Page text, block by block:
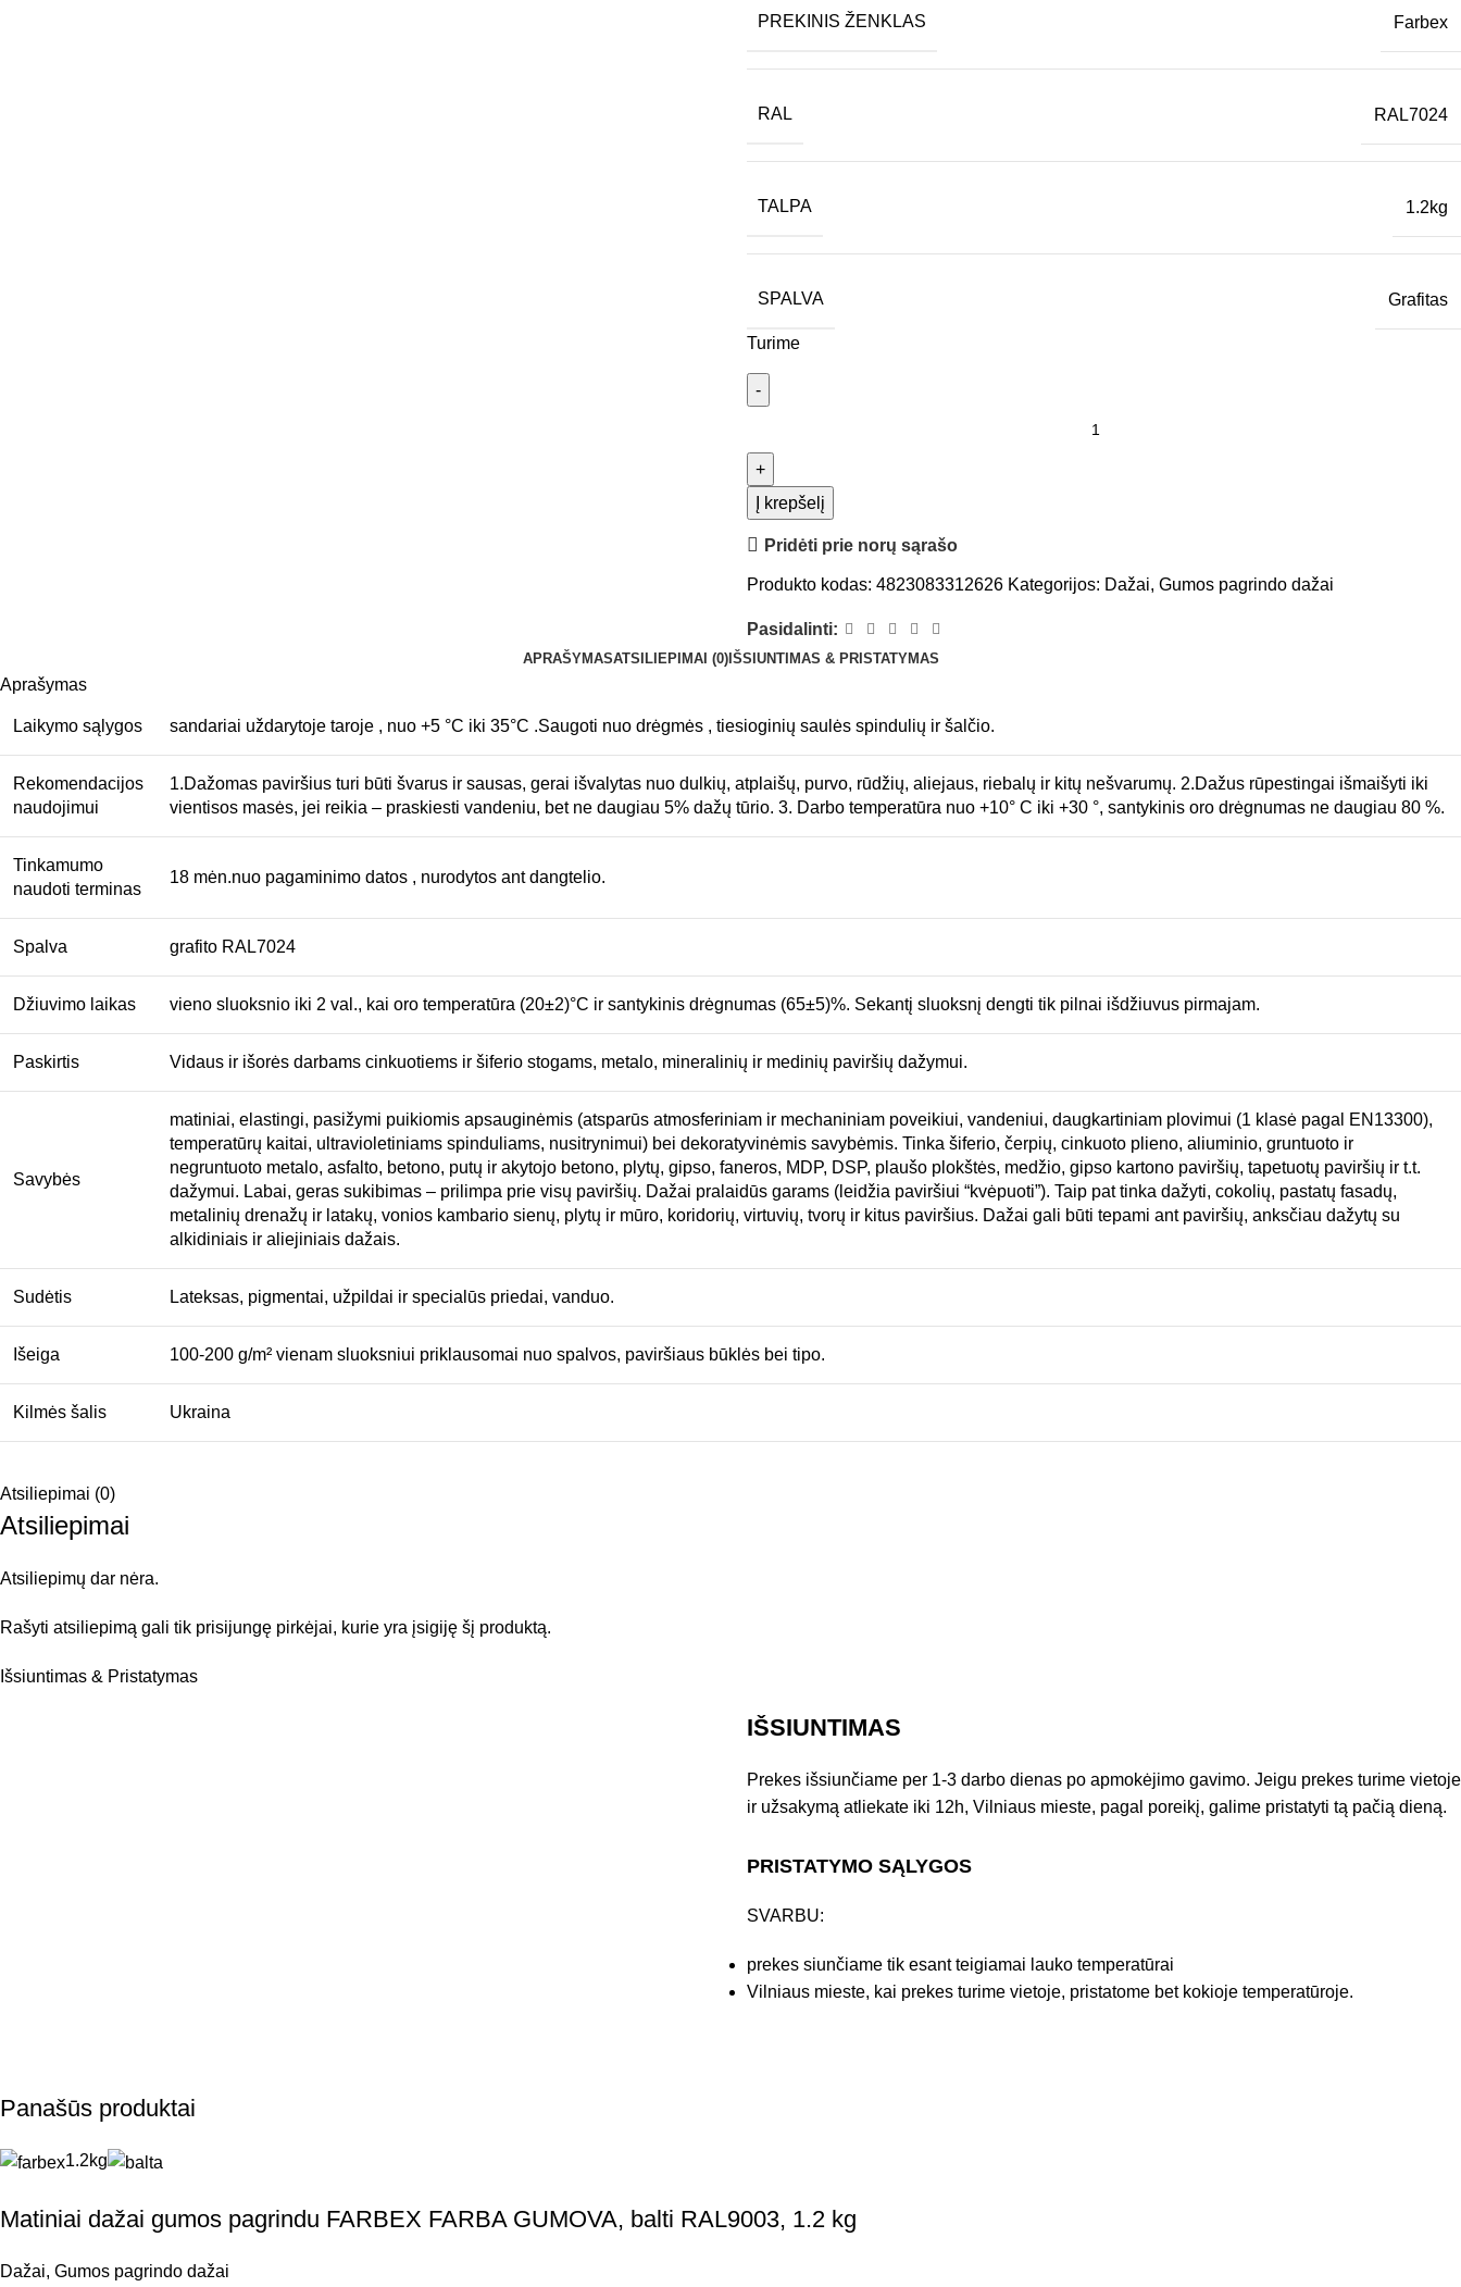
PREKINIS ŽENKLAS Farbex
RAL RAL7024
TALPA 1.2kg
SPALVA Grafitas
Turime
Į krepšelį
Pridėti prie norų sąrašo
Produkto kodas: 4823083312626 Kategorijos: Dažai, Gumos pagrindo dažai
Pasidalinti:
APRAŠYMASATSILIEPIMAI (0)IŠSIUNTIMAS & PRISTATYMAS
Aprašymas
Laikymo sąlygos sandariai uždarytoje taroje , nuo +5 °C iki 35°C .Saugoti nuo drėgmės , tiesioginių saulės spindulių ir šalčio.
Rekomendacijos
naudojimui
1.Dažomas paviršius turi būti švarus ir sausas, gerai išvalytas nuo dulkių, atplaišų, purvo, rūdžių, aliejaus, riebalų ir kitų nešvarumų. 2.Dažus rūpestingai išmaišyti iki
vientisos masės, jei reikia – praskiesti vandeniu, bet ne daugiau 5% dažų tūrio. 3. Darbo temperatūra nuo +10° C iki +30 °, santykinis oro drėgnumas ne daugiau 80 %.
Tinkamumo
naudoti terminas
18 mėn.nuo pagaminimo datos , nurodytos ant dangtelio.
Spalva grafito RAL7024
Džiuvimo laikas vieno sluoksnio iki 2 val., kai oro temperatūra (20±2)°C ir santykinis drėgnumas (65±5)%. Sekantį sluoksnį dengti tik pilnai išdžiuvus pirmajam.
Paskirtis Vidaus ir išorės darbams cinkuotiems ir šiferio stogams, metalo, mineralinių ir medinių paviršių dažymui.
Savybės
matiniai, elastingi, pasižymi puikiomis apsauginėmis (atsparūs atmosferiniam ir mechaniniam poveikiui, vandeniui, daugkartiniam plovimui (1 klasė pagal EN13300),
temperatūrų kaitai, ultravioletiniams spinduliams, nusitrynimui) bei dekoratyvinėmis savybėmis. Tinka šiferio, čerpių, cinkuoto plieno, aliuminio, gruntuoto ir
negruntuoto metalo, asfalto, betono, putų ir akytojo betono, plytų, gipso, faneros, MDP, DSP, plaušo plokštės, medžio, gipso kartono paviršių, tapetuotų paviršių ir t.t.
dažymui. Labai, geras sukibimas – prilimpa prie visų paviršių. Dažai pralaidūs garams (leidžia paviršiui “kvėpuoti”). Taip pat tinka dažyti, cokolių, pastatų fasadų,
metalinių drenažų ir latakų, vonios kambario sienų, plytų ir mūro, koridorių, virtuvių, tvorų ir kitus paviršius. Dažai gali būti tepami ant paviršių, anksčiau dažytų su
alkidiniais ir aliejiniais dažais.
Sudėtis Lateksas, pigmentai, užpildai ir specialūs priedai, vanduo.
Išeiga 100-200 g/m² vienam sluoksniui priklausomai nuo spalvos, paviršiaus būklės bei tipo.
Kilmės šalis Ukraina
Atsiliepimai (0)
Atsiliepimai
Atsiliepimų dar nėra.
Rašyti atsiliepimą gali tik prisijungę pirkėjai, kurie yra įsigiję šį produktą.
Išsiuntimas & Pristatymas
IŠSIUNTIMAS
Prekes išsiunčiame per 1-3 darbo dienas po apmokėjimo gavimo. Jeigu prekes turime vietoje
ir užsakymą atliekate iki 12h, Vilniaus mieste, pagal poreikį, galime pristatyti tą pačią dieną.
PRISTATYMO SĄLYGOS
SVARBU:
prekes siunčiame tik esant teigiamai lauko temperatūrai
Vilniaus mieste, kai prekes turime vietoje, pristatome bet kokioje temperatūroje.
Panašūs produktai
1.2kg
Matiniai dažai gumos pagrindu FARBEX FARBA GUMOVA, balti RAL9003, 1.2 kg
Dažai, Gumos pagrindo dažai